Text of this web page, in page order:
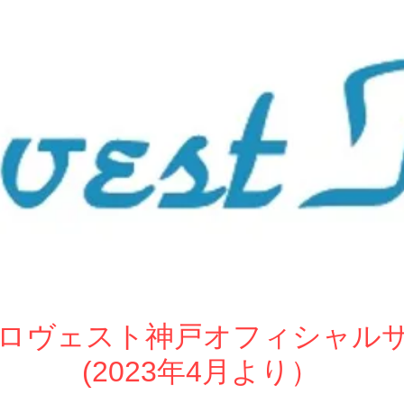
ヴェスト神戸オフィシャル
(2023年4月より）